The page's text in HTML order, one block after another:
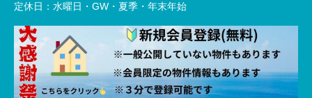
定休日： 水曜日・GW・夏季・年末年始